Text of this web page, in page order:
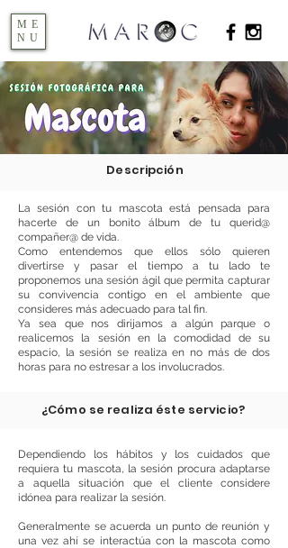
ME
NU
Descripción
La sesión con tu mascota está pensada para
hacerte de un bonito álbum de tu querid@
compañer@ de vida.
Como entendemos que ellos sólo quieren
divertirse y pasar el tiempo a tu lado te
proponemos una sesión ágil que permita capturar
su convivencia contigo en el ambiente que
consideres más adecuado para tal fin.
Ya sea que nos dirijamos a algún parque o
realicemos la sesión en la comodidad de su
espacio, la sesión se realiza en no más de dos
horas para no estresar a los involucrados.
¿Cómo se realiza éste servicio?
Dependiendo los hábitos y los cuidados que
requiera tu mascota, la sesión procura adaptarse
a aquella situación que el cliente considere
idónea para realizar la sesión.
Generalmente se acuerda un punto de reunión y
una vez ahí se interactúa con la mascota como